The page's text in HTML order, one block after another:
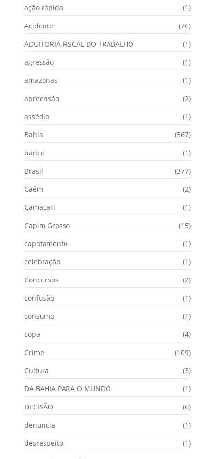
ação rápida
(1)
Acidente
(76)
ADUITORIA FISCAL DO TRABALHO
(1)
agressão
(1)
amazonas
(1)
apreensão
(2)
assédio
(1)
Bahia
(567)
banco
(1)
Brasil
(377)
Caém
(2)
Camaçari
(1)
Capim Grosso
(15)
capotamento
(1)
celebração
(1)
Concursos
(2)
confusão
(1)
consumo
(1)
copa
(4)
Crime
(109)
Cultura
(3)
DA BAHIA PARA O MUNDO
(1)
DECISÃO
(6)
denuncia
(1)
desrespeito
(1)